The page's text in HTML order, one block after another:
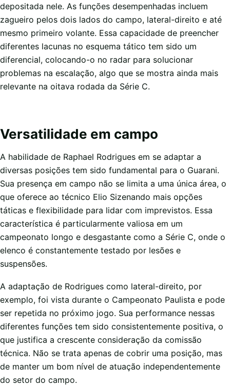
depositada nele. As funções desempenhadas incluem
zagueiro pelos dois lados do campo, lateral-direito e até
mesmo primeiro volante. Essa capacidade de preencher
diferentes lacunas no esquema tático tem sido um
diferencial, colocando-o no radar para solucionar
problemas na escalação, algo que se mostra ainda mais
relevante na oitava rodada da Série C.
Versatilidade em campo
A habilidade de Raphael Rodrigues em se adaptar a
diversas posições tem sido fundamental para o Guarani.
Sua presença em campo não se limita a uma única área, o
que oferece ao técnico Elio Sizenando mais opções
táticas e flexibilidade para lidar com imprevistos. Essa
característica é particularmente valiosa em um
campeonato longo e desgastante como a Série C, onde o
elenco é constantemente testado por lesões e
suspensões.
A adaptação de Rodrigues como lateral-direito, por
exemplo, foi vista durante o Campeonato Paulista e pode
ser repetida no próximo jogo. Sua performance nessas
diferentes funções tem sido consistentemente positiva, o
que justifica a crescente consideração da comissão
técnica. Não se trata apenas de cobrir uma posição, mas
de manter um bom nível de atuação independentemente
do setor do campo.